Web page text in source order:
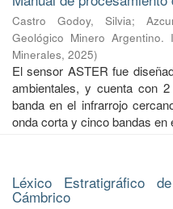
Castro Godoy, Silvia;
Geológico Minero
Minerales, 2025)
El sensor ASTER fue
ambientales, y cuenta con
banda en el infrarrojo
onda corta y cinco bandas en
Léxico Estratigráfico
Cámbrico